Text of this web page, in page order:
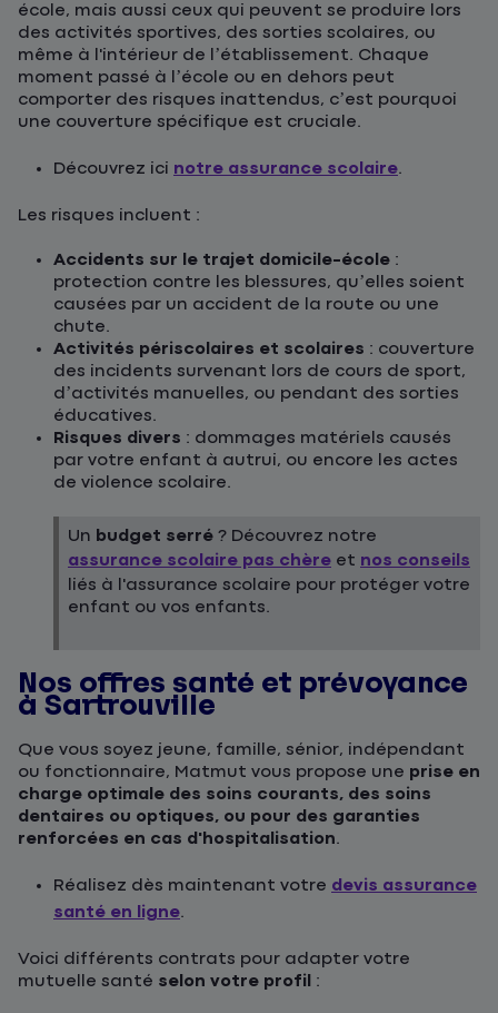
école, mais aussi ceux qui peuvent se produire lors
des activités sportives, des sorties scolaires, ou
même à l'intérieur de l’établissement. Chaque
moment passé à l’école ou en dehors peut
comporter des risques inattendus, c’est pourquoi
une couverture spécifique est cruciale.
Découvrez ici notre assurance scolaire.
Les risques incluent :
Accidents sur le trajet domicile-école :
protection contre les blessures, qu’elles soient
causées par un accident de la route ou une
chute.
Activités périscolaires et scolaires : couverture
des incidents survenant lors de cours de sport,
d’activités manuelles, ou pendant des sorties
éducatives.
Risques divers : dommages matériels causés
par votre enfant à autrui, ou encore les actes
de violence scolaire.
Un budget serré ? Découvrez notre
assurance scolaire pas chère et nos conseils
liés à l'assurance scolaire pour protéger votre
enfant ou vos enfants.
Nos offres santé et prévoyance
à Sartrouville
Que vous soyez jeune, famille, sénior, indépendant
ou fonctionnaire, Matmut vous propose une prise en
charge optimale des soins courants, des soins
dentaires ou optiques, ou pour des garanties
renforcées en cas d'hospitalisation.
Réalisez dès maintenant votre devis assurance
santé en ligne.
Voici différents contrats pour adapter votre
mutuelle santé selon votre profil :